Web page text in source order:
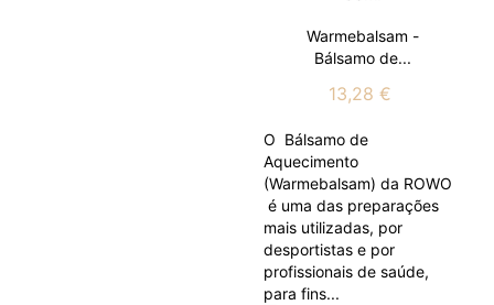
Warmebalsam -
Bálsamo de...
13,28 €
O Bálsamo de
Aquecimento
(Warmebalsam) da ROWO
é uma das preparações
mais utilizadas, por
desportistas e por
profissionais de saúde,
para fins...